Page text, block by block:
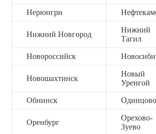
Нерюнгри
Нижний Новгород
Нижний
Тагил
Новороссийск
Новошахтинск
Новый
Уренгой
Обнинск Одинцово
Оренбург
Орехово-
Зуево